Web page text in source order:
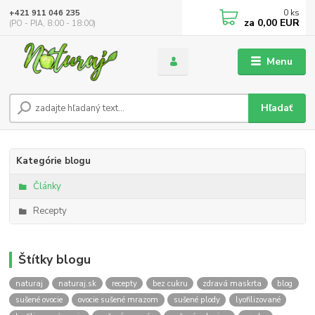
Menu
Hľadať
+421 911 046 235
(PO - PIA, 8:00 - 18:00)
0 ks
za 0,00 EUR
Kategórie blogu
Články
Recepty
Štítky blogu
naturaj naturaj.sk recepty bez cukru zdravá maskrta
blog
sušené ovocie
ovocie sušené mrazom sušené plody
lyofilizované